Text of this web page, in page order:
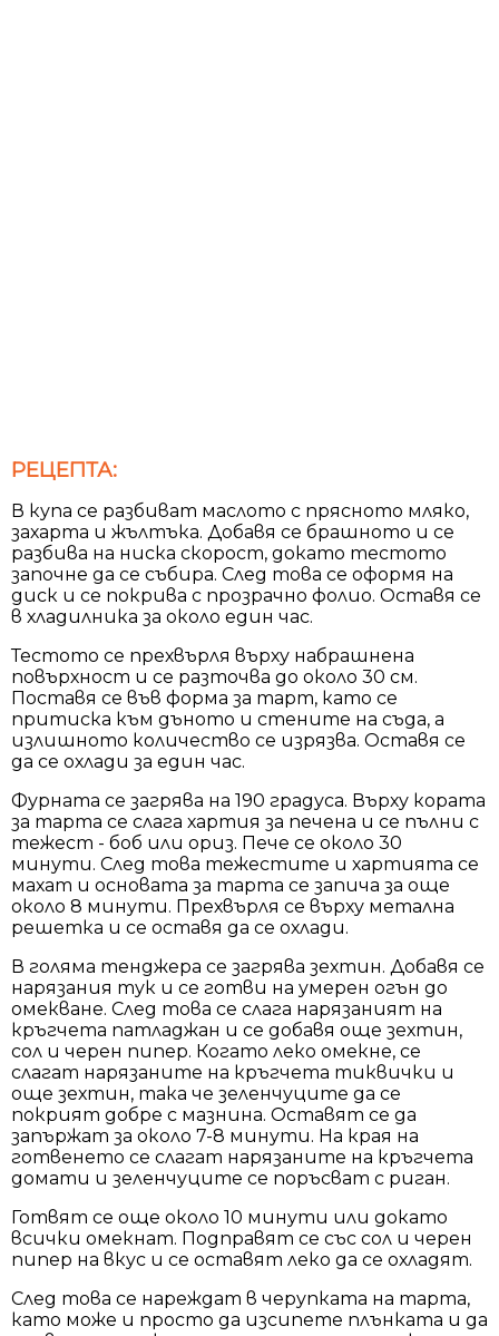
РЕЦЕПТА:
В купа се разбиват маслото с прясното мляко,
захарта и жълтъка. Добавя се брашното и се
разбива на ниска скорост, докато тестото
започне да се събира. След това се оформя на
диск и се покрива с прозрачно фолио. Оставя се
в хладилника за около един час.
Тестото се прехвърля върху набрашнена
повърхност и се разточва до около 30 см.
Поставя се във форма за тарт, като се
притиска към дъното и стените на съда, а
излишното количество се изрязва. Оставя се
да се охлади за един час.
Фурната се загрява на 190 градуса. Върху кората
за тарта се слага хартия за печена и се пълни с
тежест - боб или ориз. Пече се около 30
минути. След това тежестите и хартията се
махат и основата за тарта се запича за още
около 8 минути. Прехвърля се върху метална
решетка и се оставя да се охлади.
В голяма тенджера се загрява зехтин. Добавя се
нарязания тук и се готви на умерен огън до
омекване. След това се слага нарязаният на
кръгчета патладжан и се добавя още зехтин,
сол и черен пипер. Когато леко омекне, се
слагат нарязаните на кръгчета тиквички и
още зехтин, така че зеленчуците да се
покрият добре с мазнина. Оставят се да
запържат за около 7-8 минути. На края на
готвенето се слагат нарязаните на кръгчета
домати и зеленчуците се поръсват с риган.
Готвят се още около 10 минути или докато
всички омекнат. Подправят се със сол и черен
пипер на вкус и се оставят леко да се охладят.
След това се нареждат в черупката на тарта,
като може и просто да изсипете плънката и да